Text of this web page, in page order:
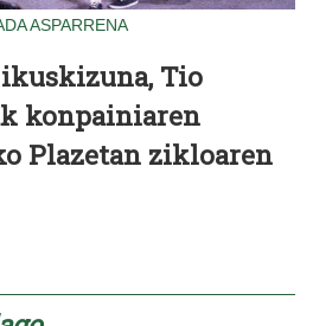
ASPARRENA
Tio
konpainiaren
Plazetan zikloaren